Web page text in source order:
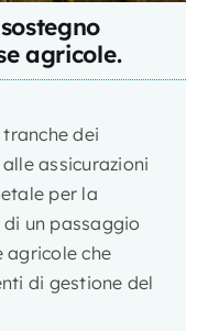
agricole.
dei
assicurazioni
per la
un passaggio
agricole che
di gestione del